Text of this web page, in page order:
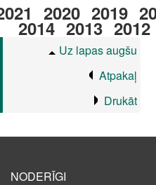
2020 2019
2014 2013 2012
Uz lapas augšu
Atpakaļ
Drukāt
NODERĪGI